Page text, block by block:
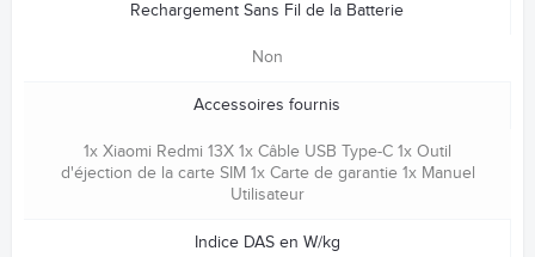
Rechargement Sans Fil de la Batterie
Non
Accessoires fournis
1x Xiaomi Redmi 13X 1x Câble USB Type-C 1x Outil
d'éjection de la carte SIM 1x Carte de garantie 1x Manuel
Utilisateur
Indice DAS en W/kg